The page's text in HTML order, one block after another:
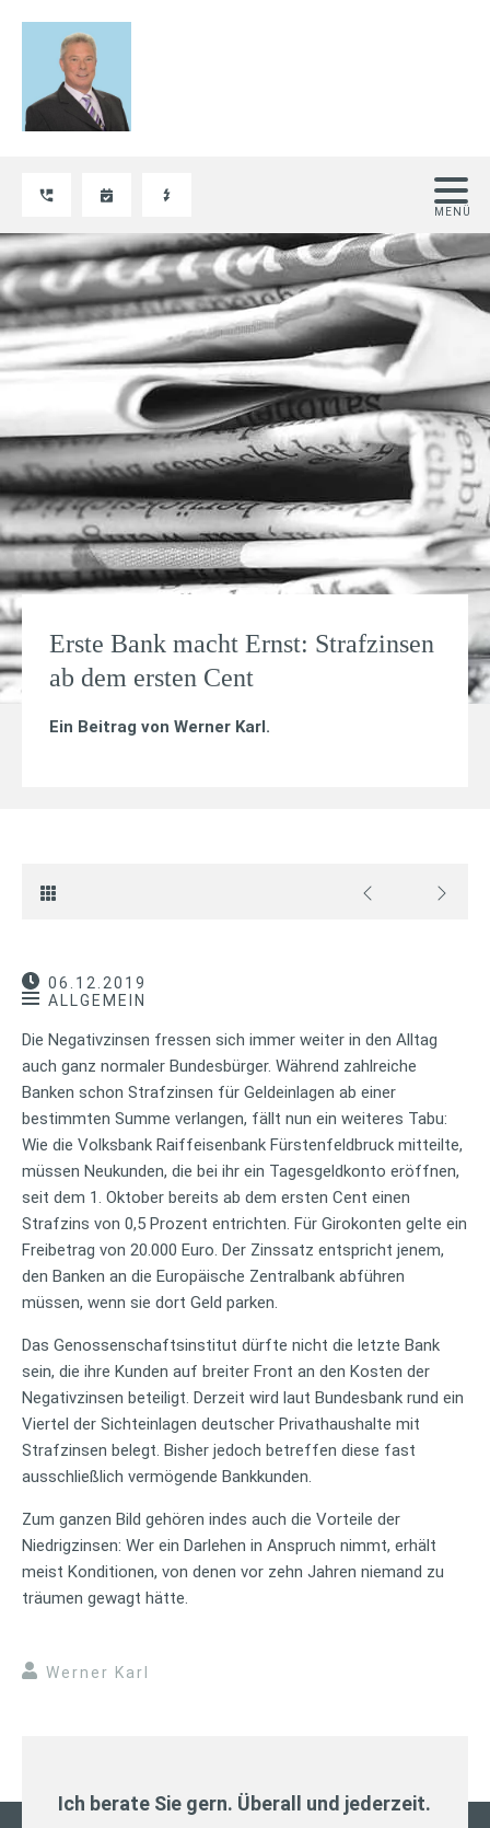
Erste Bank macht Ernst: Strafzinsen
ab dem ersten Cent
Ein Beitrag von Werner Karl.
06.12.2019
ALLGEMEIN
Die Negativzinsen fressen sich immer weiter in den Alltag
auch ganz normaler Bundesbürger. Während zahlreiche
Banken schon Strafzinsen für Geldeinlagen ab einer
bestimmten Summe verlangen, fällt nun ein weiteres Tabu:
Wie die Volksbank Raiffeisenbank Fürstenfeldbruck mitteilte,
müssen Neukunden, die bei ihr ein Tagesgeldkonto eröffnen,
seit dem 1. Oktober bereits ab dem ersten Cent einen
Strafzins von 0,5 Prozent entrichten. Für Girokonten gelte ein
Freibetrag von 20.000 Euro. Der Zinssatz entspricht jenem,
den Banken an die Europäische Zentralbank abführen
müssen, wenn sie dort Geld parken.
Das Genossenschaftsinstitut dürfte nicht die letzte Bank
sein, die ihre Kunden auf breiter Front an den Kosten der
Negativzinsen beteiligt. Derzeit wird laut Bundesbank rund ein
Viertel der Sichteinlagen deutscher Privathaushalte mit
Strafzinsen belegt. Bisher jedoch betreffen diese fast
ausschließlich vermögende Bankkunden.
Zum ganzen Bild gehören indes auch die Vorteile der
Niedrigzinsen: Wer ein Darlehen in Anspruch nimmt, erhält
meist Konditionen, von denen vor zehn Jahren niemand zu
träumen gewagt hätte.
Werner Karl
Ich berate Sie gern. Überall und jederzeit.